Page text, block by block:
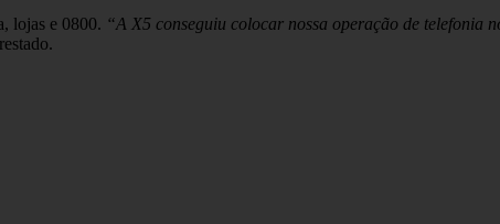
lojas e 0800. “A X5 conseguiu colocar nossa operação de telefonia